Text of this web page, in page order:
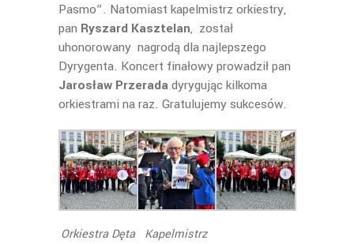
Pasmo”. Natomiast kapelmistrz orkiestry,
pan Ryszard Kasztelan, został
uhonorowany nagrodą dla najlepszego
Dyrygenta. Koncert finałowy prowadził pan
Jarosław Przeradadyrygując kilkoma
orkiestrami na raz. Gratulujemy sukcesów.
Orkiestra Dęta
Kapelmistrz